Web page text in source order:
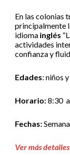
En las colonias
principalmente
idioma inglés
actividades
confianza y
Edades: niños
Horario:8:30
Fechas:
Ver más